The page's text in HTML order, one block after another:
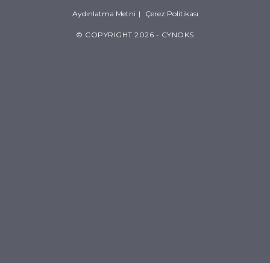
Aydınlatma Metni Çerez Politikası
© COPYRIGHT 2026 - CYNOKS